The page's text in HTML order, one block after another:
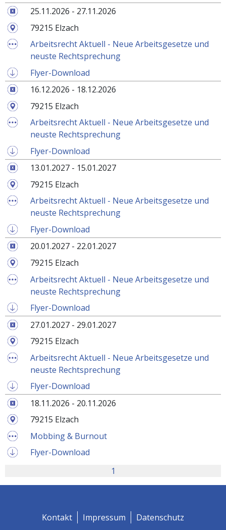
25.11.2026 - 27.11.2026
79215 Elzach
Arbeitsrecht Aktuell - Neue Arbeitsgesetze und
neuste Rechtsprechung
Flyer-Download
16.12.2026 - 18.12.2026
79215 Elzach
Arbeitsrecht Aktuell - Neue Arbeitsgesetze und
neuste Rechtsprechung
Flyer-Download
13.01.2027 - 15.01.2027
79215 Elzach
Arbeitsrecht Aktuell - Neue Arbeitsgesetze und
neuste Rechtsprechung
Flyer-Download
20.01.2027 - 22.01.2027
79215 Elzach
Arbeitsrecht Aktuell - Neue Arbeitsgesetze und
neuste Rechtsprechung
Flyer-Download
27.01.2027 - 29.01.2027
79215 Elzach
Arbeitsrecht Aktuell - Neue Arbeitsgesetze und
neuste Rechtsprechung
Flyer-Download
18.11.2026 - 20.11.2026
79215 Elzach
Mobbing & Burnout
Flyer-Download
1
Kontakt Impressum Datenschutz